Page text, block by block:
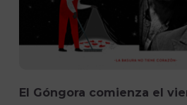
El Góngora comienza el